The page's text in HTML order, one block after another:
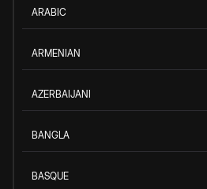
ARABIC
ARMENIAN
AZERBAIJANI
BANGLA
BASQUE